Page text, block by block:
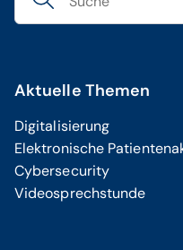
Aktuelle Themen
Digitalisierung
Elektronische
Cybersecurity
Videosprechstunde